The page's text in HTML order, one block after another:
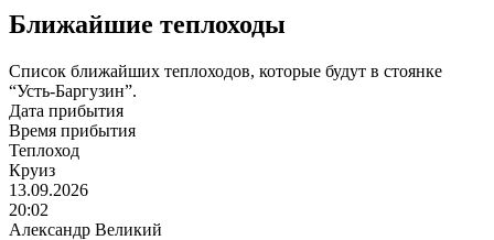
Ближайшие теплоходы
Список ближайших теплоходов, которые будут в стоянке
“Усть-Баргузин”.
Дата прибытия
Время прибытия
Теплоход
Круиз
13.09.2026
20:02
Александр Великий